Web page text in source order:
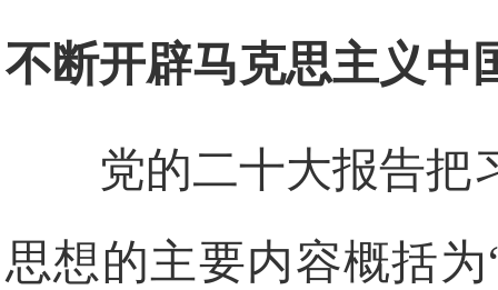
不断开辟马克思主义中
党的二十大报告把
思想的主要内容概括